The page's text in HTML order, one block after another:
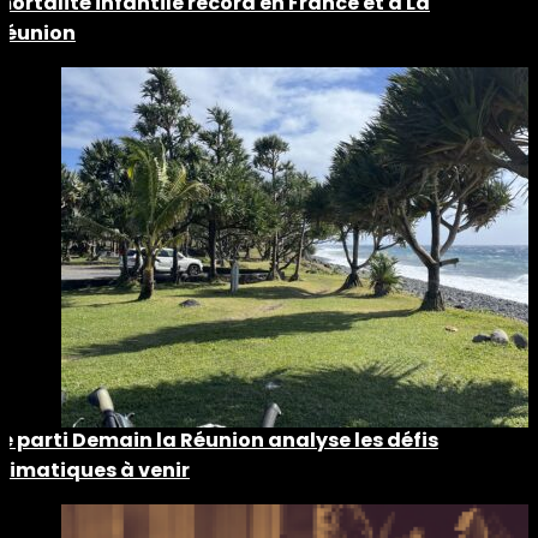
parti Demain la Réunion analyse les défis
à venir